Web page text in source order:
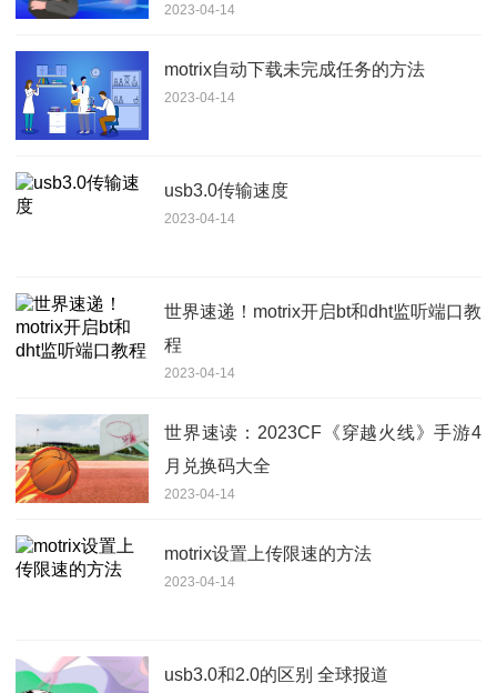
2023-04-14
motrix自动下载未完成任务的方法
2023-04-14
usb3.0传输速度
2023-04-14
世界速递！motrix开启bt和dht监听端口教
程
2023-04-14
世界速读：2023CF《穿越火线》手游4
月兑换码大全
2023-04-14
motrix设置上传限速的方法
2023-04-14
usb3.0和2.0的区别 全球报道